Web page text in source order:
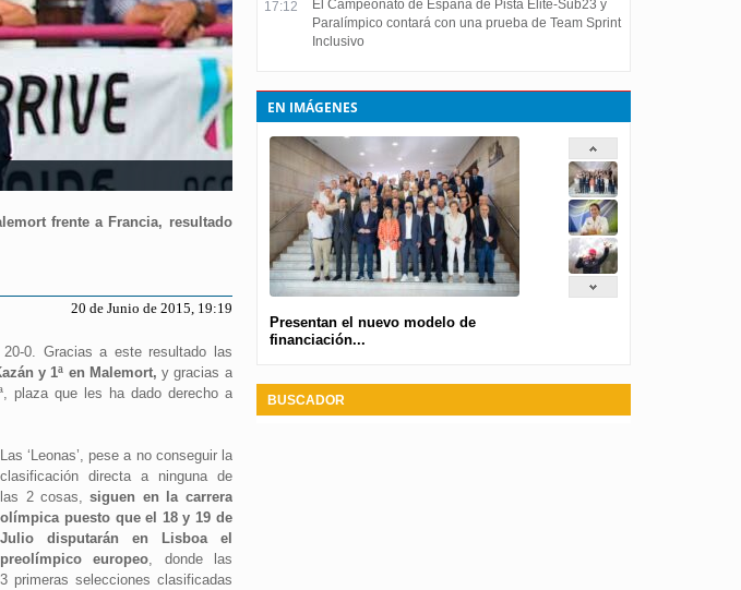
frente a Francia, resultado
20 de Junio de 2015, 19:19
0. Gracias a este resultado las
y 1ª en Malemort, y gracias a
plaza que les ha dado derecho a
Las ‘Leonas’, pese a no conseguir la
clasificación directa a ninguna de
las 2 cosas,siguen en la carrera
olímpica puesto que el 18 y 19 de
Julio disputarán en Lisboa el
preolímpico europeo, donde las
3 primeras selecciones clasificadas
17:12
El Campeonato de España de Pista Élite-Sub23 y
Paralímpico contará con una prueba de Team Sprint
Inclusivo
EN IMÁGENES
Presentan el nuevo modelo de
financiación...
BUSCADOR